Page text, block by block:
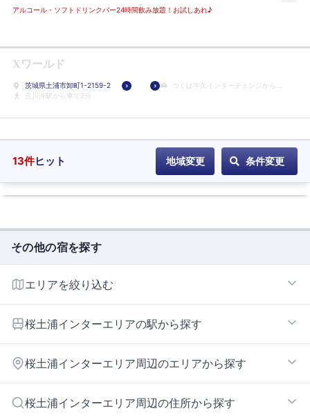
に
アルコール・ソフトドリンクバー24時間飲み放題！お試しあれ♪
Xワールド
茨城県土浦市卸町1-2159-2
つくば牛久インターチェンジから車
荒川沖駅から車で2分
13件ヒット 地域変更 条件変更
その他の宿を探す
エリアを絞り込む
筑波山エリア
谷田部インターエリア
桜土浦インターエリアの駅から探す
みどりの
万博記念公園
桜土浦インターエリア周辺のエリアから探す
龍ヶ崎エリア
桜土浦インターエリア周辺の住所から探す